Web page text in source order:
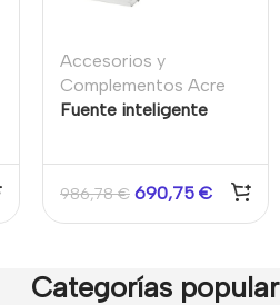
Accesorios y
Complementos Acre
Fuente inteligente
puertas caja grado 2
986,78€ 690,75 €
Categorías